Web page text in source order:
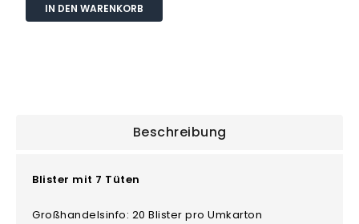
IN DEN WARENKORB
Beschreibung
Blister mit 7 Tüten
Großhandelsinfo: 20 Blister pro Umkarton